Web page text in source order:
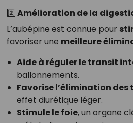
2️⃣ Amélioration de la
L’aubépine est connue pour
favoriser une meilleure
Aide à réguler le transit
ballonnements.
Favorise l’élimination des
effet diurétique léger.
Stimule le foie, un organe